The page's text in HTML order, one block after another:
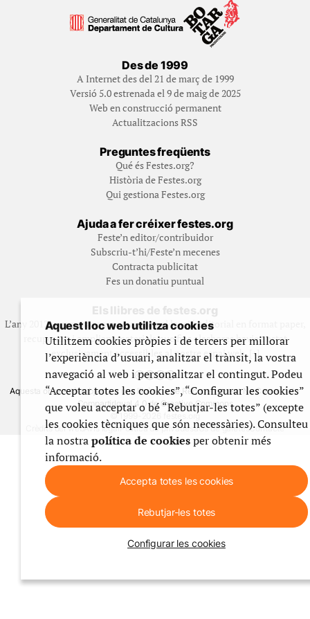
Des de 1999
A Internet des del 21 de març de 1999
Versió 5.0 estrenada el 9 de maig de 2025
Web en construcció permanent
Actualitzacions RSS
Preguntes freqüents
Qué és Festes.org?
Història de Festes.org
Qui gestiona Festes.org
Ajuda a fer créixer festes.org
Feste’n editor/contribuidor
Subscriu-t’hi/Feste’n mecenes
Contracta publicitat
Fes un donatiu puntual
Els llibres de festes.org
L’any 2012 vam posar en marxa una col·lecció editorial en format paper,
recuperant i ampliant materials que fins aleshores havien estat
exclusivament accessibles al nostre espai web. [+]
Aquesta obra està subjecta a una llicència de Reconeixement No Comercial -
CompartirIgual 4.0 de Creative Commons
© 1999-2026 festes.org
Crèdits del webAvís legalPolítica de privadesaÚs de galetesContacte
Aquest lloc web utilitza cookies
Utilitzem cookies pròpies i de tercers per millorar
l’experiència d’usuari, analitzar el trànsit, la vostra
navegació al web i personalitzar el contingut. Podeu
“Acceptar totes les cookies”, “Configurar les cookies”
que voleu acceptar o bé “Rebutjar-les totes” (excepte
les cookies tècniques que són necessàries). Consulteu
la nostrapolítica de cookiesper obtenir més
informació.
Accepta totes les cookies
Rebutjar-les totes
Configurar les cookies